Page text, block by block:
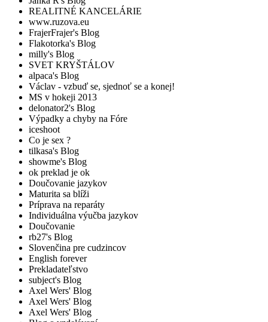
REALITNÉ KANCELÁRIE
www.ruzova.eu
FrajerFrajer's Blog
Flakotorka's Blog
milly's Blog
SVET KRYŠTÁLOV
alpaca's Blog
Václav - vzbuď se, sjednoť se a konej!
MS v hokeji 2013
delonator2's Blog
Výpadky a chyby na Fóre
iceshoot
Co je sex ?
tilkasa's Blog
showme's Blog
ok preklad je ok
Doučovanie jazykov
Maturita sa blíži
Príprava na reparáty
Individuálna výučba jazykov
Doučovanie
rb27's Blog
Slovenčina pre cudzincov
English forever
Prekladateľstvo
subject's Blog
Axel Wers' Blog
Axel Wers' Blog
Axel Wers' Blog